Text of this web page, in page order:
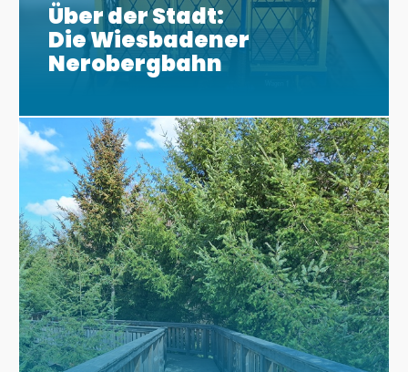
Über der Stadt:
Die Wiesbadener
Nerobergbahn